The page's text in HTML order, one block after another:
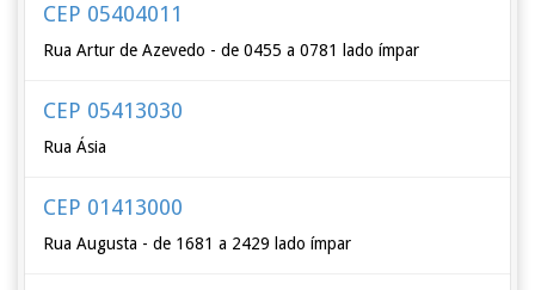
CEP 05404011
Rua Artur de Azevedo - de 0455 a 0781 lado ímpar
CEP 05413030
Rua Ásia
CEP 01413000
Rua Augusta - de 1681 a 2429 lado ímpar